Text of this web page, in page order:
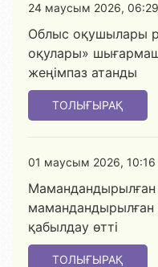
24 маусым 2026, 06:29
Облыс оқушылары
оқулары»
жеңімпаз атанды
ТОЛЫҒЫРАҚ
01 маусым 2026, 10:16
Мамандандырылған
мамандандырылған
қабылдау өтті
ТОЛЫҒЫРАҚ